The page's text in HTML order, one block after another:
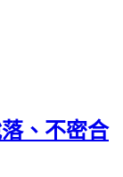
、不密合